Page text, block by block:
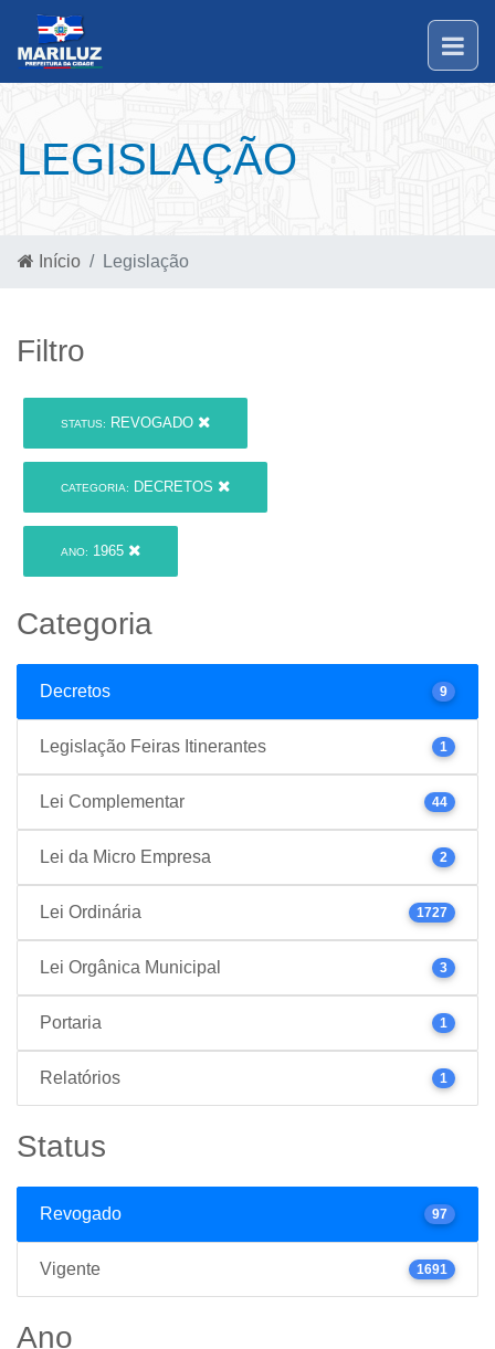
LEGISLAÇÃO
Início Legislação
Filtro
STATUS: REVOGADO
CATEGORIA: DECRETOS
ANO: 1965
Categoria
Decretos 9
Legislação Feiras Itinerantes 1
Lei Complementar 44
Lei da Micro Empresa 2
Lei Ordinária 1727
Lei Orgânica Municipal 3
Portaria 1
Relatórios 1
Status
Revogado 97
Vigente 1691
Ano